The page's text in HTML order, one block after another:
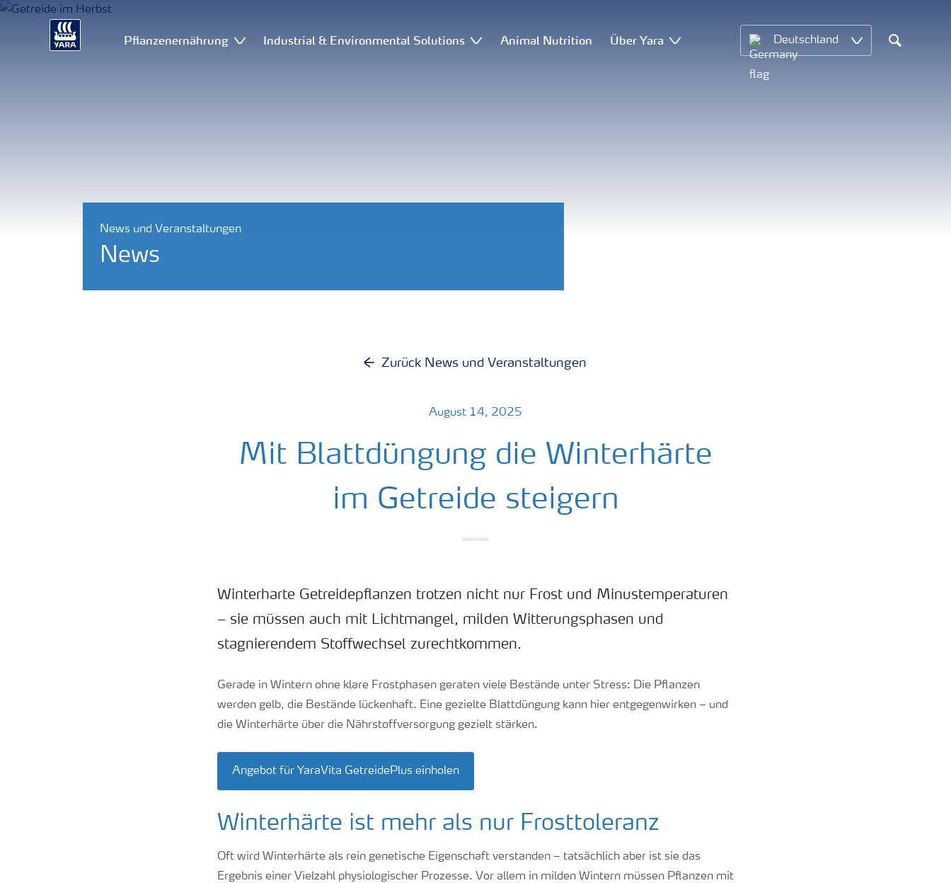
Pflanzenernährung Industrial & Environmental Solutions Animal Nutrition Über Yara Deutschland
Search
News und Veranstaltungen
News
Zurück News und Veranstaltungen
August 14, 2025
Mit Blattdüngung die Winterhärte
im Getreide steigern
Winterharte Getreidepflanzen trotzen nicht nur Frost und Minustemperaturen
– sie müssen auch mit Lichtmangel, milden Witterungsphasen und
stagnierendem Stoffwechsel zurechtkommen.
Gerade in Wintern ohne klare Frostphasen geraten viele Bestände unter Stress: Die Pflanzen
werden gelb, die Bestände lückenhaft. Eine gezielte Blattdüngung kann hier entgegenwirken – und
die Winterhärte über die Nährstoffversorgung gezielt stärken.
Angebot für YaraVita GetreidePlus einholen
Winterhärte ist mehr als nur Frosttoleranz
Oft wird Winterhärte als rein genetische Eigenschaft verstanden – tatsächlich aber ist sie das
Ergebnis einer Vielzahl physiologischer Prozesse. Vor allem in milden Wintern müssen Pflanzen mit